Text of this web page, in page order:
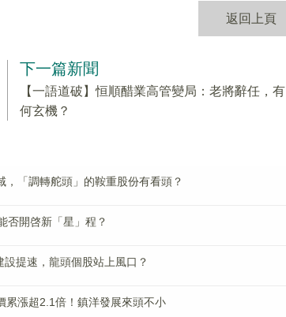
返回上頁
下一篇新聞
【一語道破】恒順醋業高管變局：老將辭任，有
何玄機？
，「調轉舵頭」的鞍重股份有看頭？
否開啓新「星」程？
設提速，龍頭個股站上風口？
累漲超2.1倍！鎮洋發展來頭不小